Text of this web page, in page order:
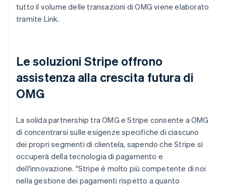
tutto il volume delle transazioni di OMG viene elaborato
tramite Link.
Le soluzioni Stripe offrono
assistenza alla crescita futura di
OMG
La solida partnership tra OMG e Stripe consente a OMG
di concentrarsi sulle esigenze specifiche di ciascuno
dei propri segmenti di clientela, sapendo che Stripe si
occuperà della tecnologia di pagamento e
dell'innovazione. "Stripe è molto più competente di noi
nella gestione dei pagamenti rispetto a quanto